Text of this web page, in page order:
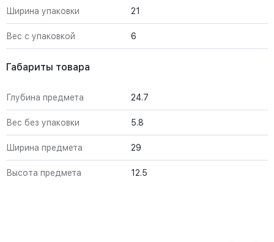
Ширина упаковки 21
Вес с упаковкой 6
Габариты товара
Глубина предмета 24.7
Вес без упаковки 5.8
Ширина предмета 29
Высота предмета 12.5